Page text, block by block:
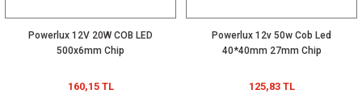
Powerlux 12V 20W COB LED
500x6mm Chip
160,15 TL
Powerlux 12v 50w Cob Led
40*40mm 27mm Chip
125,83 TL